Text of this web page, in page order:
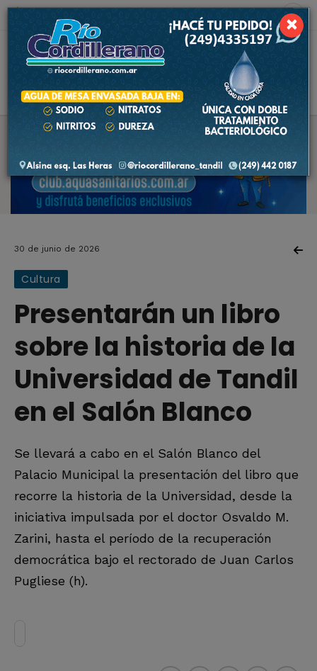
9.0 ºC
30 de junio de 2026
Cultura
Presentarán un libro
sobre la historia de la
Universidad de Tandil
en el Salón Blanco
Se llevará a cabo en el Salón Blanco del
Palacio Municipal la presentación del libro que
recorre la historia de la Universidad, desde la
iniciativa impulsada por el doctor Osvaldo M.
Zarini, hasta el período de la recuperación
democrática bajo el rectorado de Juan Carlos
Pugliese (h).
×